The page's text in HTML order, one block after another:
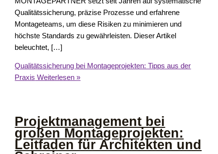
Qualitätssicherung, präzise Prozesse und erfahrene
Montageteams, um diese Risiken zu minimieren und
höchste Standards zu gewährleisten. Dieser Artikel
beleuchtet, […]
Qualitätssicherung bei Montageprojekten: Tipps aus der
Praxis Weiterlesen »
Projektmanagement bei
großen Montageprojekten:
Leitfaden für Architekten und